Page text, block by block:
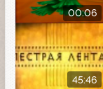
00:06
45:46